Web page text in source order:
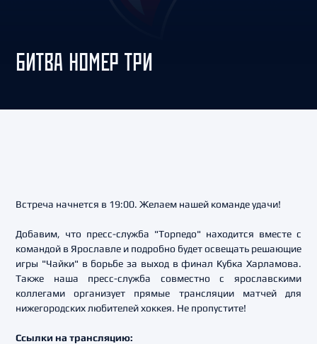
БИТВА НОМЕР ТРИ
Встреча начнется в 19:00. Желаем нашей команде удачи!
Добавим, что пресс-служба "Торпедо" находится вместе с
командой в Ярославле и подробно будет освещать решающие
игры "Чайки" в борьбе за выход в финал Кубка Харламова.
Также наша пресс-служба совместно с ярославскими
коллегами организует прямые трансляции матчей для
нижегородских любителей хоккея. Не пропустите!
Ссылки на трансляцию: